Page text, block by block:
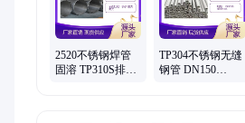
2520不锈钢焊管
固溶 TP310S排污
TP304不锈钢无缝
钢管 DN150